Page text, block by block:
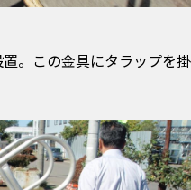
。この金具にタラップを掛